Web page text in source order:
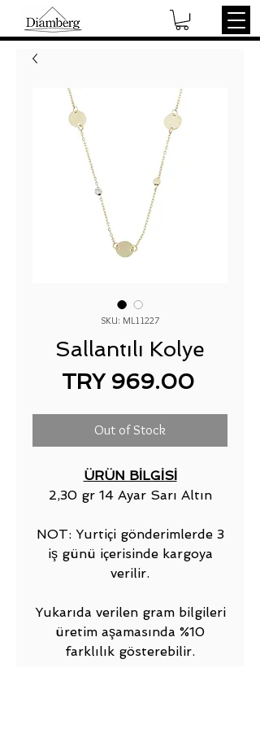
SKU: ML11227
Sallantılı Kolye
TRY 969.00Price
Out of Stock
ÜRÜN BİLGİSİ
2,30 gr 14 Ayar Sarı Altın
NOT: Yurtiçi gönderimlerde 3
iş günü içerisinde kargoya
verilir.
Yukarıda verilen gram bilgileri
üretim aşamasında %10
farklılık gösterebilir.